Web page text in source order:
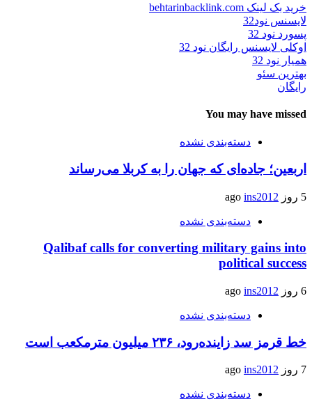
خرید بک لینک behtarinbacklink.com
لایسنس نود32
پسورد نود 32
اوکلی لایسنس رایگان نود 32
همیار نود 32
بهترین سئو
رایگان
You may have missed
دسته‌بندی نشده
اربعین؛ جاده‌ای که جهان را به کربلا می‌رساند
5 روز ago ins2012
دسته‌بندی نشده
Qalibaf calls for converting military gains into
political success
6 روز ago ins2012
دسته‌بندی نشده
خط قرمز سد زاینده‌رود، ۲۳۶ میلیون مترمکعب است
7 روز ago ins2012
دسته‌بندی نشده